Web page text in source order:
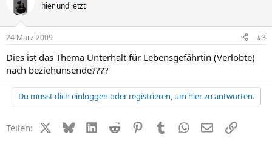
hier und jetzt
24 März 2009 #3
Dies ist das Thema Unterhalt für Lebensgefährtin (Verlobte)
nach beziehunsende????
Du musst dich einloggen oder registrieren, um hier zu antworten.
Teilen: X (Twitter)
BlueskyLinkedIn
Reddit PinterestTumblr WhatsApp
E-MailLink